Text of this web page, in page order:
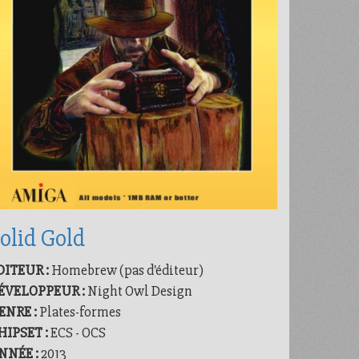
Gold
:Homebrew (pas d'éditeur)
:Night Owl Design
:Plates-formes
:ECS - OCS
:2013